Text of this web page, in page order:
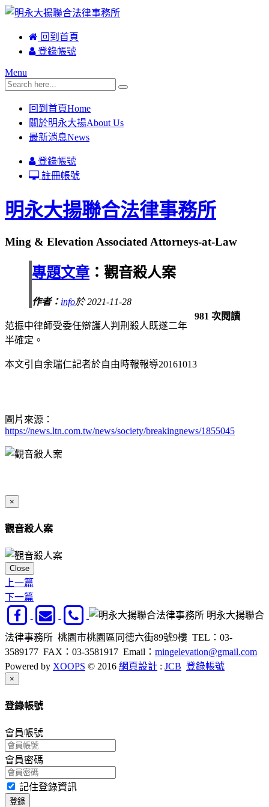
回到首頁
登錄帳號
Menu
回到首頁Home
關於明永大揚About Us
最新消息News
登錄帳號
註冊帳號
明永大揚聯合法律事務所
Ming & Elevation Associated Attorneys-at-Law
專題文章 ：觀音殺人案
作者： info於 2021-11-28
981 次閱讀
范振中律師受委任辯護人判刑殺人既遂二年
半確定。
本文引自余瑞仁記者於自由時報報導20161013
圖片來源：
https://news.ltn.com.tw/news/society/breakingnews/1855045
×
觀音殺人案
Close
上一篇
下一篇
明永大揚聯合
法律事務所 桃園市桃園區同德六街89號9樓 TEL：03-
3589177 FAX：03-3581917 Email： mingelevation@gmail.com
Powered by XOOPS © 2016 網頁設計 : JCB 登錄帳號
×
登錄帳號
會員帳號
會員密碼
記住登錄資訊
登錄